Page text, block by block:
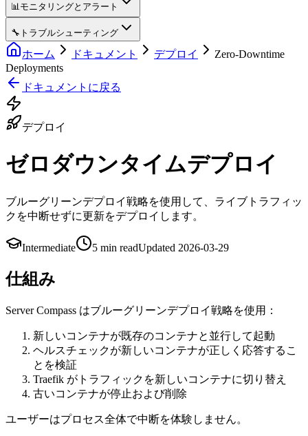
📊モニタリングとアラート
🔧 トラブルシューティング
ホーム ドキュメント デプロイ
Zero-Downtime
Deployments
ドキュメントに戻る
デプロイ
ゼロダウンタイムデプロイ
ブルーグリーンデプロイ戦略を使用して、ライブトラフィッ
クを中断せずに更新をデプロイします。
Intermediate 5 min readUpdated 2026-03-29
仕組み
Server Compass はブルーグリーンデプロイ戦略を使用：
新しいコンテナが既存のコンテナと並行して起動
ヘルスチェックが新しいコンテナが正しく応答するこ
とを検証
Traefik がトラフィックを新しいコンテナに切り替え
古いコンテナが停止および削除
ユーザーはプロセス全体で中断を体験しません。